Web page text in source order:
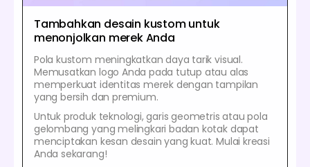
Tambahkan desain kustom untuk
menonjolkan merek Anda
Pola kustom meningkatkan daya tarik visual.
Memusatkan logo Anda pada tutup atau alas
memperkuat identitas merek dengan tampilan
yang bersih dan premium.
Untuk produk teknologi, garis geometris atau pola
gelombang yang melingkari badan kotak dapat
menciptakan kesan desain yang kuat. Mulai kreasi
Anda sekarang!